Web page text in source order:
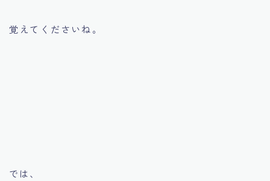
覚えてくださいね。
では、